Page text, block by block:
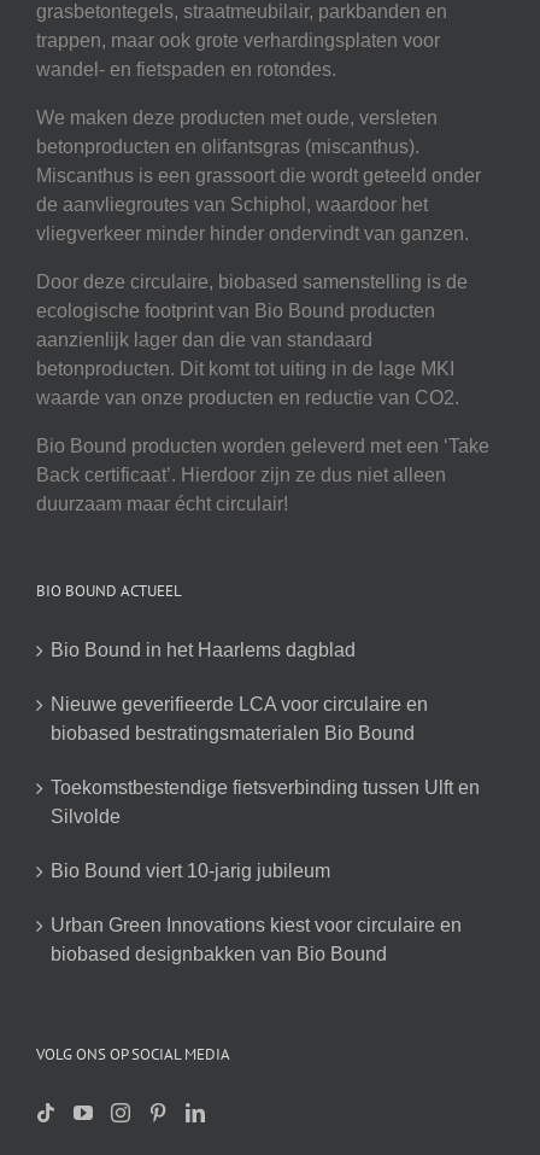
grasbetontegels, straatmeubilair, parkbanden en
trappen, maar ook grote verhardingsplaten voor
wandel- en fietspaden en rotondes.
We maken deze producten met oude, versleten
betonproducten en olifantsgras (miscanthus).
Miscanthus is een grassoort die wordt geteeld onder
de aanvliegroutes van Schiphol, waardoor het
vliegverkeer minder hinder ondervindt van ganzen.
Door deze circulaire, biobased samenstelling is de
ecologische footprint van Bio Bound producten
aanzienlijk lager dan die van standaard
betonproducten. Dit komt tot uiting in de lage MKI
waarde van onze producten en reductie van CO2.
Bio Bound producten worden geleverd met een ‘Take
Back certificaat’. Hierdoor zijn ze dus niet alleen
duurzaam maar écht circulair!
BIO BOUND ACTUEEL
Bio Bound in het Haarlems dagblad
Nieuwe geverifieerde LCA voor circulaire en
biobased bestratingsmaterialen Bio Bound
Toekomstbestendige fietsverbinding tussen Ulft en
Silvolde
Bio Bound viert 10-jarig jubileum
Urban Green Innovations kiest voor circulaire en
biobased designbakken van Bio Bound
VOLG ONS OP SOCIAL MEDIA